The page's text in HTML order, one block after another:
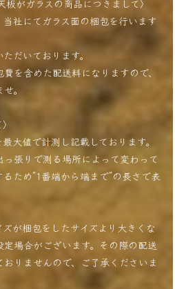
板がガラスの商品につきまして〉
社にてガラス面の梱包を行います
だいております。
を含めた配送料になりますので、
。
大値で計測し記載しております。
張りで測る場所によって変わって
ため”1番端から端まで”の長さで表
が梱包をしたサイズより大きくな
場合がございます。その際の配送
りませんので、ご了承くださいま